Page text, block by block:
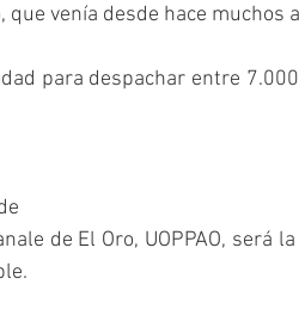
venía desde hace muchos
para despachar entre
de El Oro, UOPPAO, será